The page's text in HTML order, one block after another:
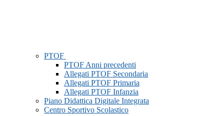
PTOF
PTOF Anni precedenti
Allegati PTOF Secondaria
Allegati PTOF Primaria
Allegati PTOF Infanzia
Piano Didattica Digitale Integrata
Centro Sportivo Scolastico